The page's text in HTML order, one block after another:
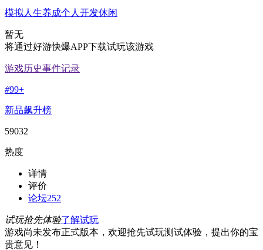
模拟人生养成个人开发休闲
暂无
将通过好游快爆APP下载试玩该游戏
游戏历史事件记录
#99+
新品飙升榜
59032
热度
详情
评价
论坛252
试玩抢先体验了解试玩
游戏尚未发布正式版本，欢迎抢先试玩测试体验，提出你的宝
贵意见！